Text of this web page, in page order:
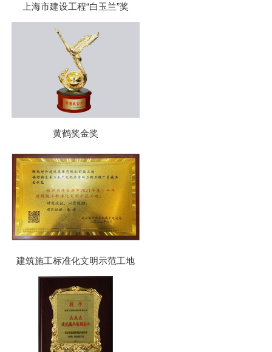
上海市建设工程“白玉兰”奖
黄鹤奖金奖
建筑施工标准化文明示范工地